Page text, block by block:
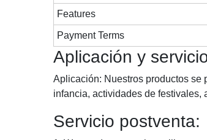
Features
Payment Terms
Aplicación y
Aplicación: Nuestros productos se
infancia, actividades de festivales,
Servicio postventa: